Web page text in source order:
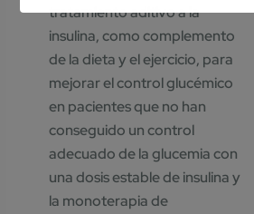
tratamiento aditivo a la
insulina, como complemento
de la dieta y el ejercicio, para
mejorar el control glucémico
en pacientes que no han
conseguido un control
adecuado de la glucemia con
una dosis estable de insulina y
la monoterapia de